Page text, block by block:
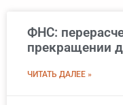
ФНС:
прекращении
ЧИТАТЬ ДАЛЕЕ »